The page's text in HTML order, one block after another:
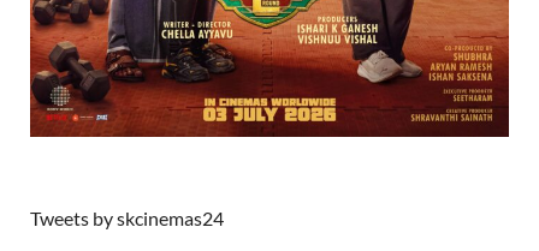
Tweets by skcinemas24